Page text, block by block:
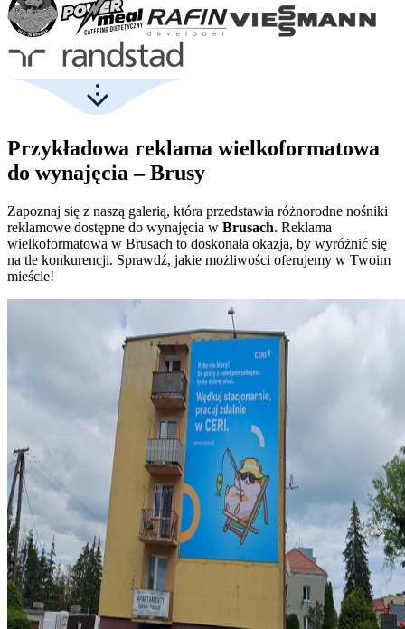
Przykładowa reklama wielkoformatowa
do wynajęcia – Brusy
Zapoznaj się z naszą galerią, która przedstawia różnorodne nośniki
reklamowe dostępne do wynajęcia w Brusach. Reklama
wielkoformatowa w Brusach to doskonała okazja, by wyróżnić się
na tle konkurencji. Sprawdź, jakie możliwości oferujemy w Twoim
mieście!